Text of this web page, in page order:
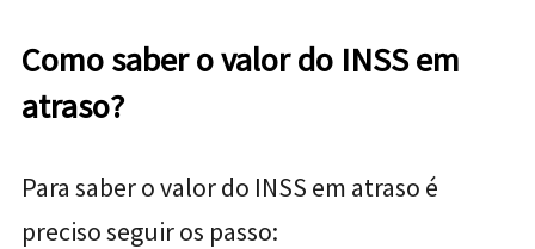
Como saber o valor do INSS em
atraso?
Para saber o valor do INSS em atraso é
preciso seguir os passo: